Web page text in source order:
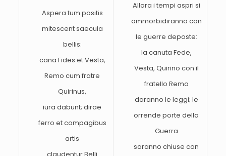
Aspera tum positis
mitescent saecula
bellis:
cana Fides et Vesta,
Remo cum fratre
Quirinus,
iura dabunt; dirae
ferro et compagibus
artis
Allora i tempi aspri si
ammorbidiranno con
le guerre deposte:
la canuta Fede,
Vesta, Quirino con il
fratello Remo
daranno le leggi; le
orrende porte della
Guerra
saranno chiuse con